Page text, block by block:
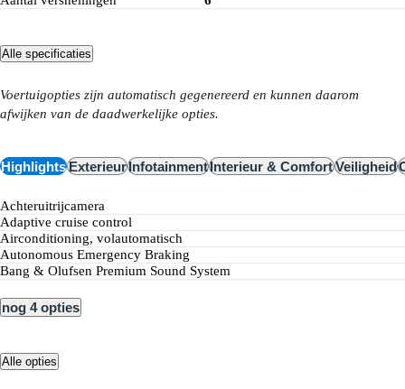
Alle specificaties
Voertuigopties zijn automatisch gegenereerd en kunnen daarom
afwijken van de daadwerkelijke opties.
HighlightsExterieurInfotainmentInterieur & ComfortVeiligheid
Achteruitrijcamera
Adaptive cruise control
Airconditioning, volautomatisch
Autonomous Emergency Braking
Bang & Olufsen Premium Sound System
nog 4 opties
Alle opties